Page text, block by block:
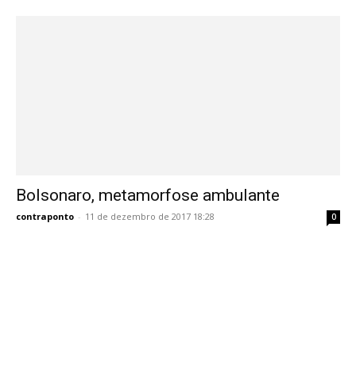
Bolsonaro, metamorfose ambulante
contraponto - 11 de dezembro de 2017 18:28 0